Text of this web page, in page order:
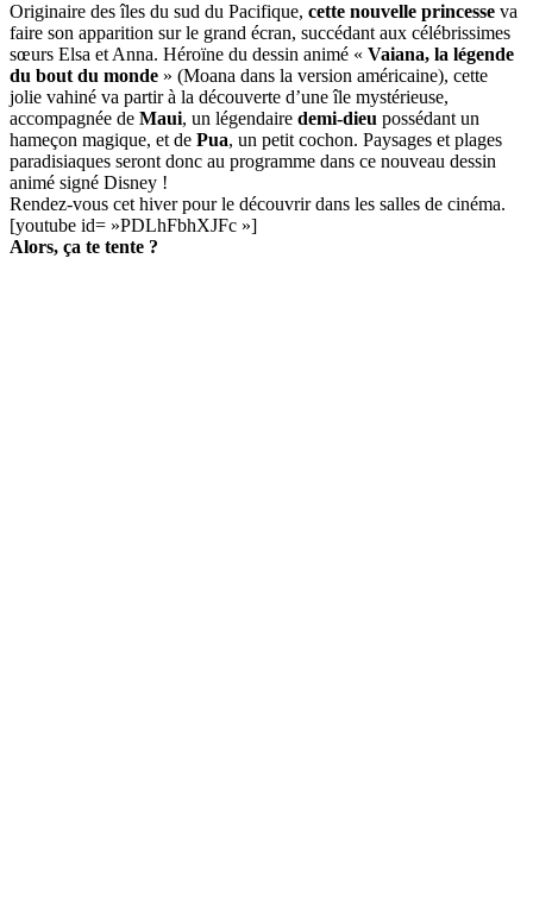
Originaire des îles du sud du Pacifique, cette nouvelle princesse va
faire son apparition sur le grand écran, succédant aux célébrissimes
sœurs Elsa et Anna. Héroïne du dessin animé « Vaiana, la légende
du bout du monde » (Moana dans la version américaine), cette
jolie vahiné va partir à la découverte d’une île mystérieuse,
accompagnée de Maui, un légendaire demi-dieu possédant un
hameçon magique, et de Pua, un petit cochon. Paysages et plages
paradisiaques seront donc au programme dans ce nouveau dessin
animé signé Disney !
Rendez-vous cet hiver pour le découvrir dans les salles de cinéma.
[youtube id= »PDLhFbhXJFc »]
Alors, ça te tente ?